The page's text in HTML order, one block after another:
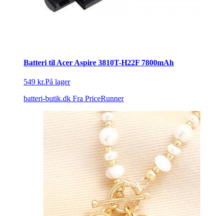
Batteri til Acer Aspire 3810T-H22F 7800mAh
549 kr.På lager
batteri-butik.dk Fra PriceRunner